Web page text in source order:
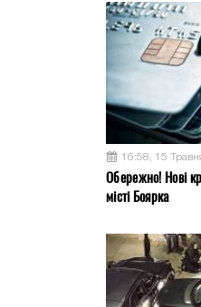
16:58, 15
Обережно! Нові
місті Боярка